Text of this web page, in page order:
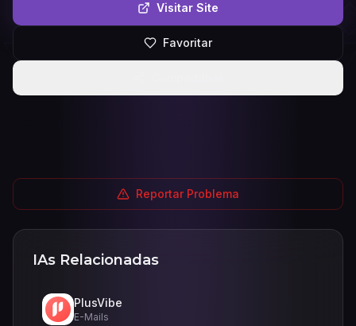
Visitar Site
Favoritar
Reportar Problema
IAs Relacionadas
PlusVibe
E-Mails